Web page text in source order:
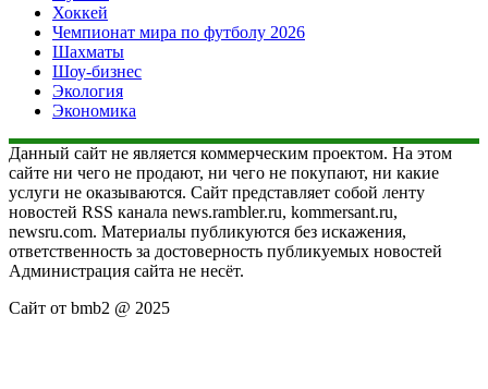
Хоккей
Чемпионат мира по футболу 2026
Шахматы
Шоу-бизнес
Экология
Экономика
Данный сайт не является коммерческим проектом. На этом
сайте ни чего не продают, ни чего не покупают, ни какие
услуги не оказываются. Сайт представляет собой ленту
новостей RSS канала news.rambler.ru, kommersant.ru,
newsru.com. Материалы публикуются без искажения,
ответственность за достоверность публикуемых новостей
Администрация сайта не несёт.
Сайт от bmb2 @ 2025